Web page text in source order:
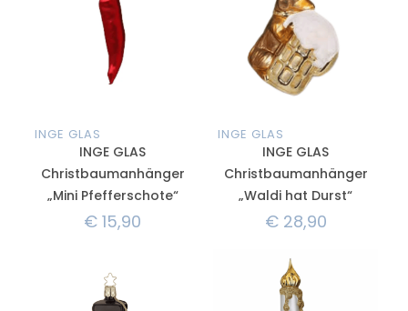
INGE GLAS
INGE GLAS
Christbaumanhänger
„Mini Pfefferschote“
€ 15,90
INGE GLAS
INGE GLAS
Christbaumanhänger
„Waldi hat Durst“
€28,90